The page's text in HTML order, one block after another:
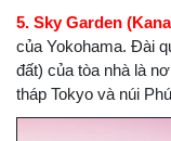
5. Sky Garden
của Yokohama. Đài
đất) của tòa nhà là
tháp Tokyo và núi